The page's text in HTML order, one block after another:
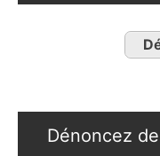
Dénoncez